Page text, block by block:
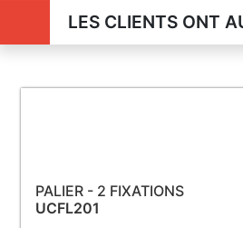
LES CLIENTS ONT
PALIER - 2 FIXATIONS
UCFL201